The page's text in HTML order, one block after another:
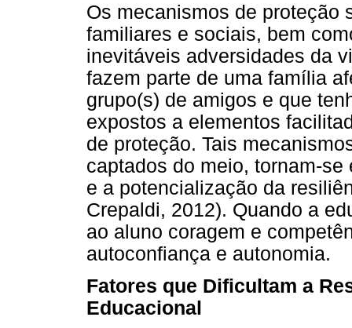
Os mecanismos de proteção
familiares e sociais, bem
inevitáveis adversidades da
fazem parte de uma família
grupo(s) de amigos e que
expostos a elementos
de proteção. Tais
captados do meio, tornam-
e a potencialização da
Crepaldi, 2012). Quando a
ao aluno coragem e
autoconfiança e autonomia.
Fatores que Dificultam a
Educacional